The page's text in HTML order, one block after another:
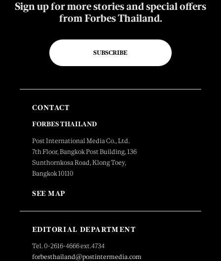
Sign up for more stories and special offers
from Forbes Thailand.
SUBSCRIBE
CONTACT
FORBES THAILAND
Post International Media Co., Ltd.
7th Floor, Bangkok Post Building, 136
Sunthornkosa Road, Klong Toey,
Bangkok 10110
SEE MAP
EDITORIAL DEPARTMENT
Tel. 0-2616-4666 ext.4734
forbesthailand@postintermedia.com